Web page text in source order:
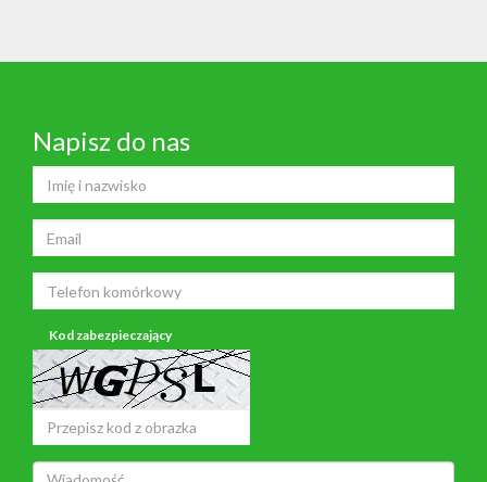
Napisz do nas
Kod zabezpieczający